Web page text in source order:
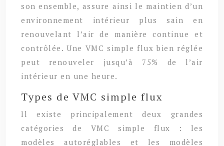
son ensemble, assure ainsi le maintien d’un
environnement intérieur plus sain en
renouvelant l’air de manière continue et
contrôlée. Une VMC simple flux bien réglée
peut renouveler jusqu’à 75% de l’air
intérieur en une heure.
Types de VMC simple flux
Il existe principalement deux grandes
catégories de VMC simple flux : les
modèles autoréglables et les modèles